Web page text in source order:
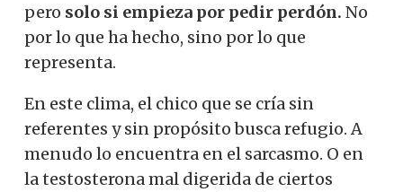
pero solo si empieza por pedir perdón. No
por lo que ha hecho, sino por lo que
representa.
En este clima, el chico que se cría sin
referentes y sin propósito busca refugio. A
menudo lo encuentra en el sarcasmo. O en
la testosterona mal digerida de ciertos